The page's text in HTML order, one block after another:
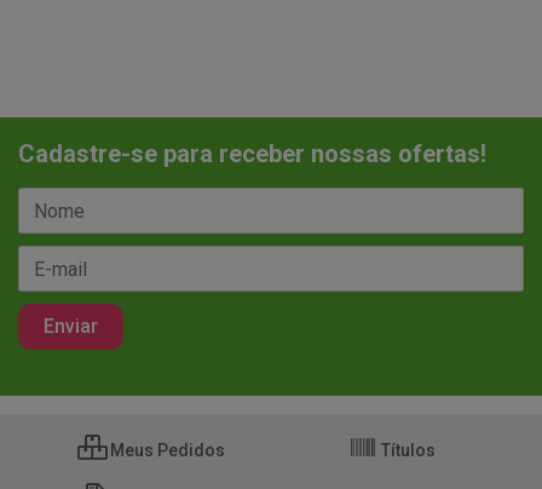
Cadastre-se para receber nossas ofertas!
Meus Pedidos Títulos